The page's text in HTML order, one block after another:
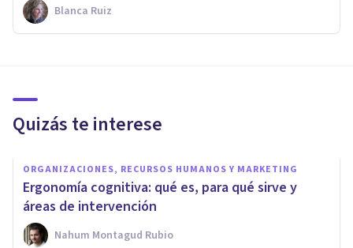
Blanca Ruiz
Quizás te interese
ORGANIZACIONES, RECURSOS HUMANOS Y MARKETING
Ergonomía cognitiva: qué es, para qué sirve y
áreas de intervención
Nahum Montagud Rubio